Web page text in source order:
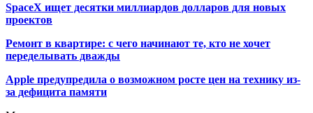
SpaceX ищет десятки миллиардов долларов для новых
проектов
Ремонт в квартире: с чего начинают те, кто не хочет
переделывать дважды
Apple предупредила о возможном росте цен на технику из-
за дефицита памяти